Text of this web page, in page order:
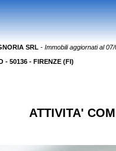
SRL - Immobili aggiornati al
- 50136 - FIRENZE (FI)
ATTIVITA'